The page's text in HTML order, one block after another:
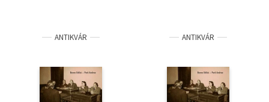
Művészet
Szakkönyv
ANTIKVÁR ANTIKVÁR